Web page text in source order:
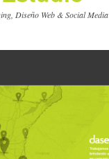
Diseño Web & Social Media